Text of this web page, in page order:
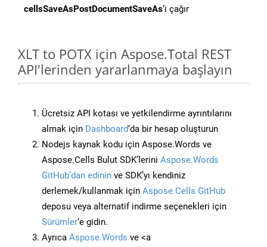
cellsSaveAsPostDocumentSaveAs‘i çağır
XLT to POTX için Aspose.Total REST
API'lerinden yararlanmaya başlayın
Ücretsiz API kotası ve yetkilendirme ayrıntılarını
almak için Dashboard‘da bir hesap oluşturun
Nodejs kaynak kodu için Aspose.Words ve
Aspose.Cells Bulut SDK’lerini Aspose.Words
GitHub’dan edinin ve SDK’yı kendiniz
derlemek/kullanmak için Aspose.Cells GitHub
deposu veya alternatif indirme seçenekleri için
Sürümler‘e gidin.
Ayrıca Aspose.Words ve <a